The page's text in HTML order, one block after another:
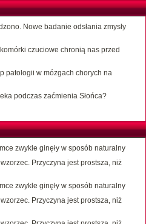
Nowe badanie odsłania zmysły
czuciowe chronią nas przed
patologii w mózgach chorych na
podczas zaćmienia Słońca?
zwykle ginęły w sposób naturalny
Przyczyna jest prostsza, niż
zwykle ginęły w sposób naturalny
Przyczyna jest prostsza, niż